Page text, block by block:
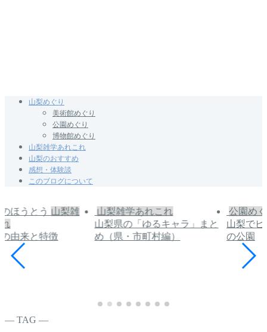
山梨めぐり
美術館めぐり
公園めぐり
博物館めぐり
山梨雑学あれこれ
山梨のおすすめ
感想・体験談
このブログについて
山梨雑
由来と特徴
山梨雑学あれこれ
山梨県の「ゆるキャラ」まと
め（県・市町村編）
公園め
山梨で
の公園
― TAG ―